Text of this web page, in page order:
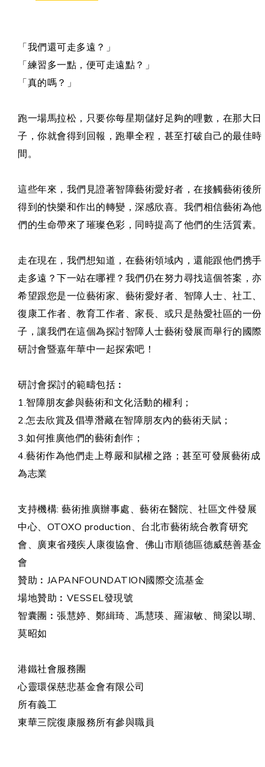
「我們還可走多遠？」
「練習多一點，便可走遠點？」
「真的嗎？」
跑一場馬拉松，只要你每星期儲好足夠的哩數，在那大日
子，你就會得到回報，跑畢全程，甚至打破自己的最佳時
間。
這些年來，我們見證著智障藝術愛好者，在接觸藝術後所
得到的快樂和作出的轉變，深感欣喜。我們相信藝術為他
們的生命帶來了璀璨色彩，同時提高了他們的生活質素。
走在現在，我們想知道，在藝術領域內，還能跟他們携手
走多遠？下一站在哪裡？我們仍在努力尋找這個答案，亦
希望跟您是一位藝術家、藝術愛好者、智障人士、社工、
復康工作者、教育工作者、家長、或只是熱愛社區的一份
子，讓我們在這個為探討智障人士藝術發展而舉行的國際
研討會暨嘉年華中一起探索吧！
研討會探討的範疇包括︰
1.智障朋友參與藝術和文化活動的權利；
2.怎去欣賞及倡導潛藏在智障朋友內的藝術天賦；
3.如何推廣他們的藝術創作；
4.藝術作為他們走上尊嚴和賦權之路；甚至可發展藝術成
為志業
支持機構: 藝術推廣辦事處、藝術在醫院、社區文件發展
中心、OTOXO production、台北市藝術統合教育研究
會、廣東省殘疾人康復協會、佛山市順德區德威慈善基金
會
贊助︰JAPANFOUNDATION國際交流基金
場地贊助︰VESSEL發現號
智囊團︰張慧婷、鄭緝琦、馮慧瑛、羅淑敏、簡梁以瑚、
莫昭如
港鐵社會服務團
心靈環保慈悲基金會有限公司
所有義工
東華三院復康服務所有參與職員